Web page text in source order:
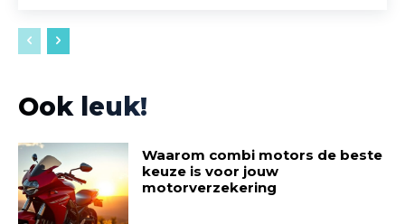
Ook leuk!
Waarom combi motors de beste
keuze is voor jouw
motorverzekering